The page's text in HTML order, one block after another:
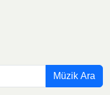
Müzik Ara